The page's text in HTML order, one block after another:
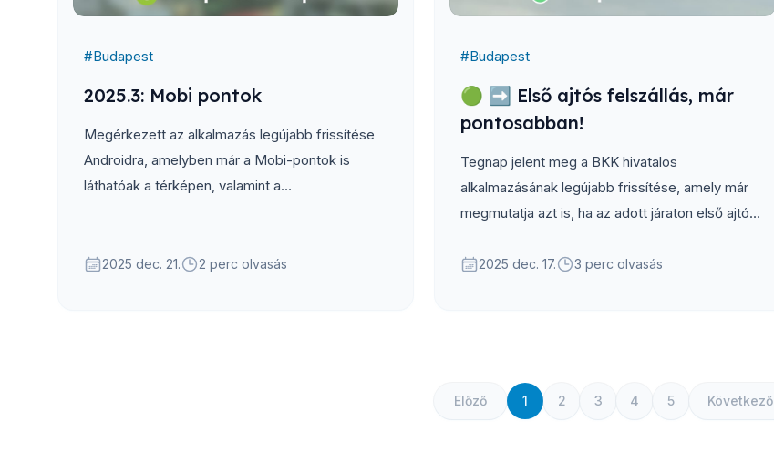
#Budapest
2025.3: Mobi pontok
Megérkezett az alkalmazás legújabb frissítése
Androidra, amelyben már a Mobi-pontok is
láthatóak a térképen, valamint a
2025 dec. 21. 2 perc olvasás
#Budapest
🟢 ➡️ Első ajtós felszállás, már
pontosabban!
Tegnap jelent meg a BKK hivatalos
alkalmazásának legújabb frissítése, amely már
megmutatja azt is, ha az adott járaton első ajtós
megoldásokkal ellentétben...
2025 dec. 17. 3 perc olvasás
Előző 1 2 3 4 5 Következő